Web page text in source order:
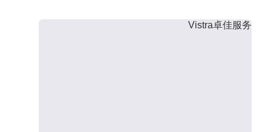
Vistra卓佳服务